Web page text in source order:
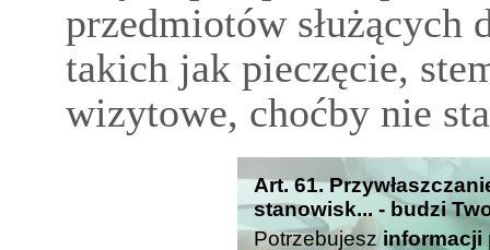
przedmiotów służących
takich jak pieczęcie,
wizytowe, choćby nie
Art. 61.
stanowisk... - budzi
Potrzebujesz informacji